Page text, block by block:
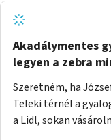
Akadálymentes
legyen a zebra
Szeretném, ha
Teleki térnél a
a Lidl, sokan